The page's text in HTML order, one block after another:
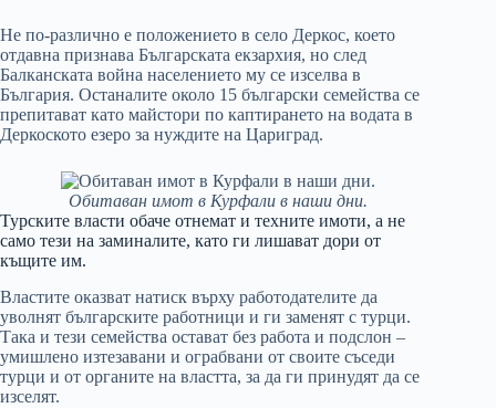
Не по-различно е положението в село Деркос, което
отдавна признава Българската екзархия, но след
Балканската война населението му се изселва в
България. Останалите около 15 български семейства се
препитават като майстори по каптирането на водата в
Деркоското езеро за нуждите на Цариград.
Обитаван имот в Курфали в наши дни.
Турските власти обаче отнемат и техните имоти, а не
само тези на заминалите, като ги лишават дори от
къщите им.
Властите оказват натиск върху работодателите да
уволнят българските работници и ги заменят с турци.
Така и тези семейства остават без работа и подслон –
умишлено изтезавани и ограбвани от своите съседи
турци и от органите на властта, за да ги принудят да се
изселят.